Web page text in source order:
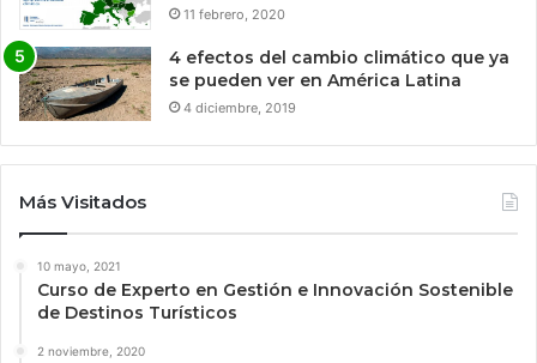
11 febrero, 2020
4 efectos del cambio climático que ya
se pueden ver en América Latina
4 diciembre, 2019
Más Visitados
10 mayo, 2021
Curso de Experto en Gestión e Innovación Sostenible
de Destinos Turísticos
2 noviembre, 2020